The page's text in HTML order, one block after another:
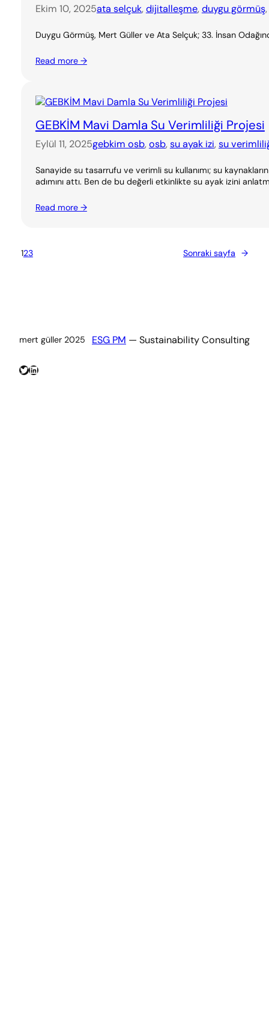
Ekim 10, 2025ata selçuk, dijitalleşme, duygu görmüş,
Duygu Görmüş, Mert Güller ve Ata Selçuk; 33. İnsan
Read more →
GEBKİM Mavi Damla Su Verimliliği Projesi
Eylül 11, 2025gebkim osb, osb, su ayak izi, su
Sanayide su tasarrufu ve verimli su kullanımı; su
adımını attı. Ben de bu değerli etkinlikte su ayak izini
Read more →
123 Sonraki sayfa →
mert güller 2025 ESG PM — Sustainability Consulting
Twitter
LinkedIn